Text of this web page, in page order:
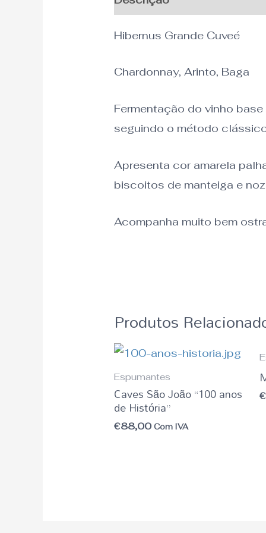
Hibernus Grande Cuveé
Chardonnay, Arinto, Baga
Fermentação do vinho
seguindo o método
Apresenta cor amarela
biscoitos de manteiga e
Acompanha muito bem
Produtos
Espumantes
Caves São João “100 anos
de História”
€88,00 Com IVA
€